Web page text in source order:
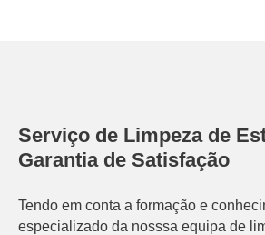
Serviço de Limpeza de
Garantia de Satisfação
Tendo em conta a formação e
especializado da nosssa equipa de